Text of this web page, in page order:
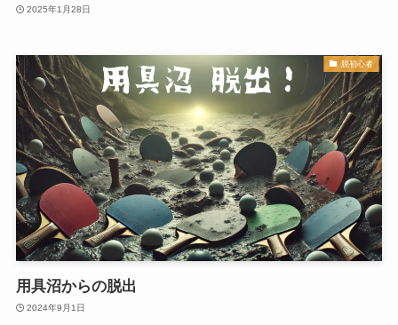
2025年1月28日
脱初心者
用具沼からの脱出
2024年9月1日